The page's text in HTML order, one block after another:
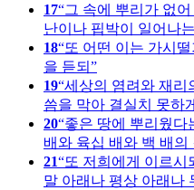
17 그 속에 뿌리가 없
난이나 핍박이 일어나
18 또 어떤 이는 가시
을 듣되
19 세상의 염려와 재리
씀을 막아 결실치 못하
20 좋은 땅에 뿌리웠다
배와 육십 배와 백 배
21
또 저희에게 이르시
말 아래나 평상 아래나